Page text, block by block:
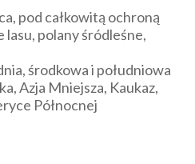
pod całkowitą ochroną
lasu, polany śródleśne,
środkowa i południowa
Azja Mniejsza, Kaukaz,
Północnej